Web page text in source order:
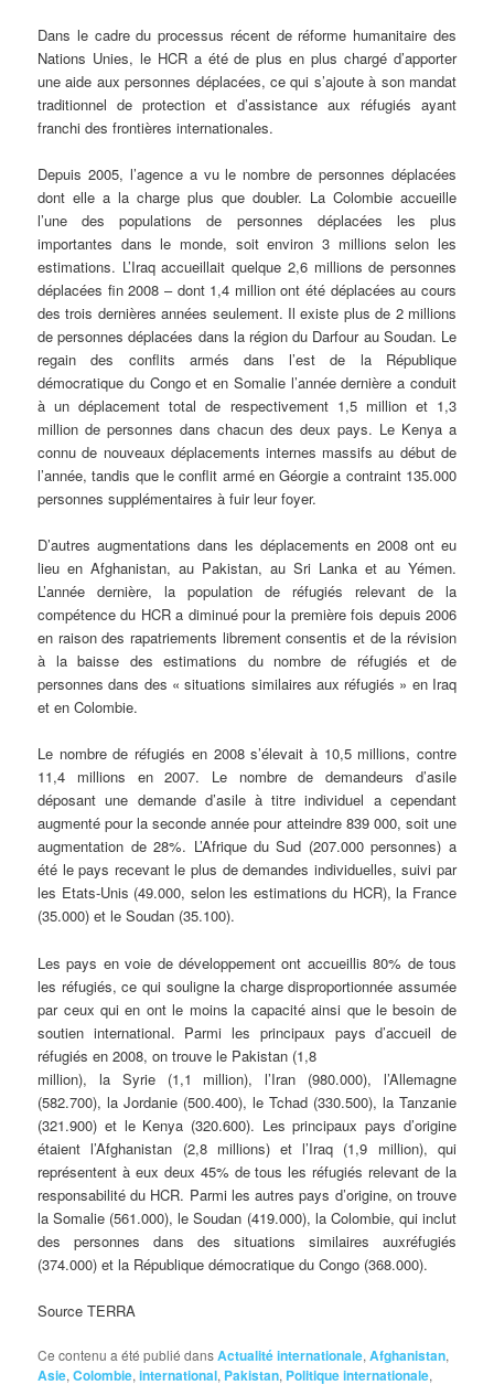
Dans le cadre du processus récent de réforme humanitaire des
Nations Unies, le HCR a été de plus en plus chargé d’apporter
une aide aux personnes déplacées, ce qui s’ajoute à son mandat
traditionnel de protection et d’assistance aux réfugiés ayant
franchi des frontières internationales.
Depuis 2005, l’agence a vu le nombre de personnes déplacées
dont elle a la charge plus que doubler. La Colombie accueille
l’une des populations de personnes déplacées les plus
importantes dans le monde, soit environ 3 millions selon les
estimations. L’Iraq accueillait quelque 2,6 millions de personnes
déplacées fin 2008 – dont 1,4 million ont été déplacées au cours
des trois dernières années seulement. Il existe plus de 2 millions
de personnes déplacées dans la région du Darfour au Soudan. Le
regain des conflits armés dans l’est de la République
démocratique du Congo et en Somalie l’année dernière a conduit
à un déplacement total de respectivement 1,5 million et 1,3
million de personnes dans chacun des deux pays. Le Kenya a
connu de nouveaux déplacements internes massifs au début de
l’année, tandis que le conflit armé en Géorgie a contraint 135.000
personnes supplémentaires à fuir leur foyer.
D’autres augmentations dans les déplacements en 2008 ont eu
lieu en Afghanistan, au Pakistan, au Sri Lanka et au Yémen.
L’année dernière, la population de réfugiés relevant de la
compétence du HCR a diminué pour la première fois depuis 2006
en raison des rapatriements librement consentis et de la révision
à la baisse des estimations du nombre de réfugiés et de
personnes dans des « situations similaires aux réfugiés » en Iraq
et en Colombie.
Le nombre de réfugiés en 2008 s’élevait à 10,5 millions, contre
11,4 millions en 2007. Le nombre de demandeurs d’asile
déposant une demande d’asile à titre individuel a cependant
augmenté pour la seconde année pour atteindre 839 000, soit une
augmentation de 28%. L’Afrique du Sud (207.000 personnes) a
été le pays recevant le plus de demandes individuelles, suivi par
les Etats-Unis (49.000, selon les estimations du HCR), la France
(35.000) et le Soudan (35.100).
Les pays en voie de développement ont accueillis 80% de tous
les réfugiés, ce qui souligne la charge disproportionnée assumée
par ceux qui en ont le moins la capacité ainsi que le besoin de
soutien international. Parmi les principaux pays d’accueil de
réfugiés en 2008, on trouve le Pakistan (1,8
million), la Syrie (1,1 million), l’Iran (980.000), l’Allemagne
(582.700), la Jordanie (500.400), le Tchad (330.500), la Tanzanie
(321.900) et le Kenya (320.600). Les principaux pays d’origine
étaient l’Afghanistan (2,8 millions) et l’Iraq (1,9 million), qui
représentent à eux deux 45% de tous les réfugiés relevant de la
responsabilité du HCR. Parmi les autres pays d’origine, on trouve
la Somalie (561.000), le Soudan (419.000), la Colombie, qui inclut
des personnes dans des situations similaires auxréfugiés
(374.000) et la République démocratique du Congo (368.000).
Source TERRA
Ce contenu a été publié dansActualité internationale,Afghanistan,
Asie,Colombie,international, Pakistan, Politique internationale,